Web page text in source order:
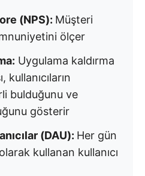
(NPS): Müşteri
ölçer
Uygulama kaldırma
kullanıcıların
bulduğunu ve
gösterir
(DAU): Her gün
kullanan kullanıcı